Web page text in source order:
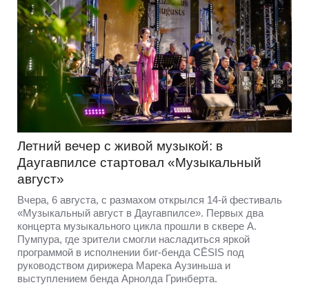
Летний вечер с живой музыкой: в
Даугавпилсе стартовал «Музыкальный
август»
Вчера, 6 августа, с размахом открылся 14-й фестиваль
«Музыкальный август в Даугавпилсе». Первых два
концерта музыкального цикла прошли в сквере А.
Пумпура, где зрители смогли насладиться яркой
программой в исполнении биг-бенда CĒSIS под
руководством дирижера Марека Аузиньша и
выступлением бенда Арнолда Гринберта.